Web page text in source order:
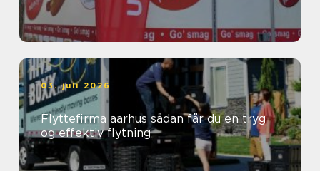
03. juli 2026
Flyttefirma aarhus sådan får du en tryg
og effektiv flytning